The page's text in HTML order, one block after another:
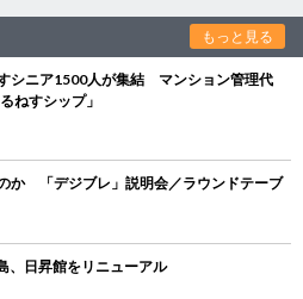
もっと見る
シニア1500人が集結 マンション管理代
ねすシップ」
か 「デジブレ」説明会／ラウンドテーブ
日昇館をリニューアル